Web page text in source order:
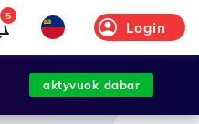
Login
5
aktyvuok dabar